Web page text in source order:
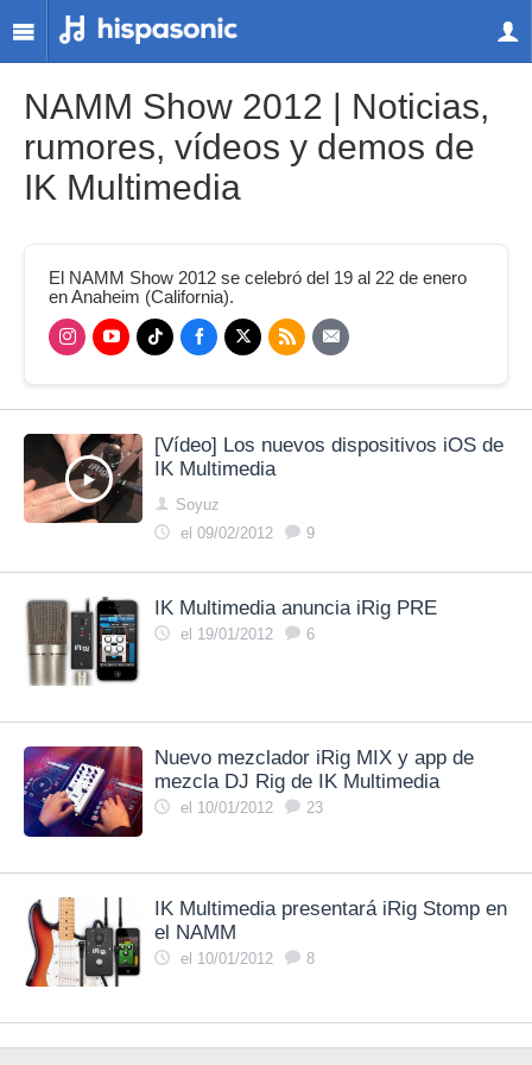
NAMM Show 2012 | Noticias,
rumores, vídeos y demos de
IK Multimedia
El NAMM Show 2012 se celebró del 19 al 22 de enero
en Anaheim (California).
[Vídeo] Los nuevos dispositivos iOS de
IK Multimedia
Soyuz
el 09/02/2012
9
IK Multimedia anuncia iRig PRE
el 19/01/2012 6
Nuevo mezclador iRig MIX y app de
mezcla DJ Rig de IK Multimedia
el 10/01/2012 23
IK Multimedia presentará iRig Stomp en
el NAMM
el 10/01/2012 8